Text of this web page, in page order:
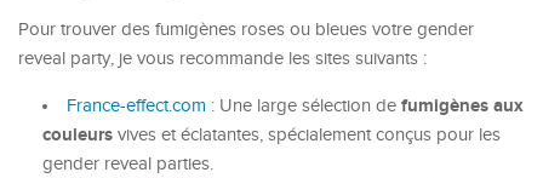
Pour trouver des fumigènes roses ou bleues votre gender
reveal party, je vous recommande les sites suivants :
France-effect.com : Une large sélection de fumigènes aux
couleurs vives et éclatantes, spécialement conçus pour les
gender reveal parties.